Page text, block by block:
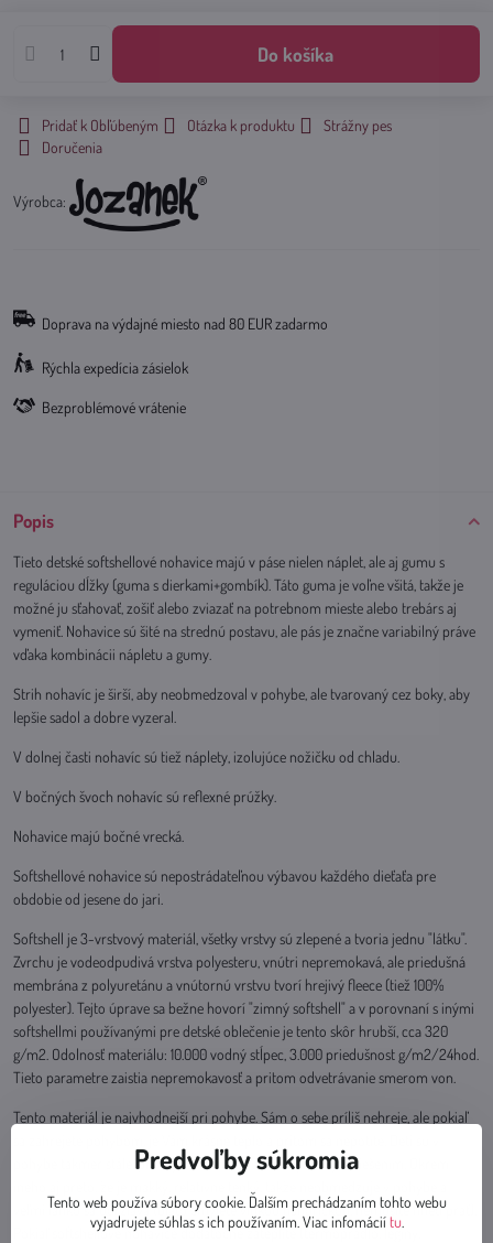
Do košíka
Pridať k Obľúbeným Otázka k produktu
Strážny pes
Doručenia
Výrobca:
Doprava na výdajné miesto nad 80 EUR zadarmo
Rýchla expedícia zásielok
Bezproblémové vrátenie
Popis
Tieto detské softshellové nohavice majú v páse nielen náplet, ale aj gumu s
reguláciou dĺžky (guma s dierkami+gombík). Táto guma je voľne všitá, takže je
možné ju sťahovať, zošiť alebo zviazať na potrebnom mieste alebo trebárs aj
vymeniť. Nohavice sú šité na strednú postavu, ale pás je značne variabilný práve
vďaka kombinácii nápletu a gumy.
Strih nohavíc je širší, aby neobmedzoval v pohybe, ale tvarovaný cez boky, aby
lepšie sadol a dobre vyzeral.
V dolnej časti nohavíc sú tiež náplety, izolujúce nožičku od chladu.
V bočných švoch nohavíc sú reflexné prúžky.
Nohavice majú bočné vrecká.
Softshellové nohavice sú nepostrádateľnou výbavou každého dieťaťa pre
obdobie od jesene do jari.
Softshell je 3-vrstvový materiál, všetky vrstvy sú zlepené a tvoria jednu "látku".
Zvrchu je vodeodpudivá vrstva polyesteru, vnútri nepremokavá, ale priedušná
membrána z polyuretánu a vnútornú vrstvu tvorí hrejivý fleece (tiež 100%
polyester). Tejto úprave sa bežne hovorí "zimný softshell" a v porovnaní s inými
softshellmi používanými pre detské oblečenie je tento skôr hrubší, cca 320
g/m2. Odolnosť materiálu: 10.000 vodný stĺpec, 3.000 priedušnost g/m2/24hod.
Tieto parametre zaistia nepremokavosť a pritom odvetrávanie smerom von.
Tento materiál je najvhodnejší pri pohybe. Sám o sebe príliš nehreje, ale pokiaľ
pohybe takmer stále, preto je softshell pre nich výborným riešením. Okrem
veľmi ľahko sa udržiava (blato zmyjete vlhkou handričkou, nemusíte hneď prať).
Pokiaľ softshellové nohavice dodatočne zateplíte (termoprádlo, legíny,
Predvoľby súkromia
Tento web používa súbory cookie. Ďalším prechádzaním tohto webu
vyjadrujete súhlas s ich používaním. Viac infomáciítu.